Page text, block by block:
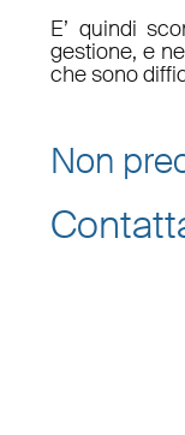
E’ quindi
gestione, e
che sono
Non